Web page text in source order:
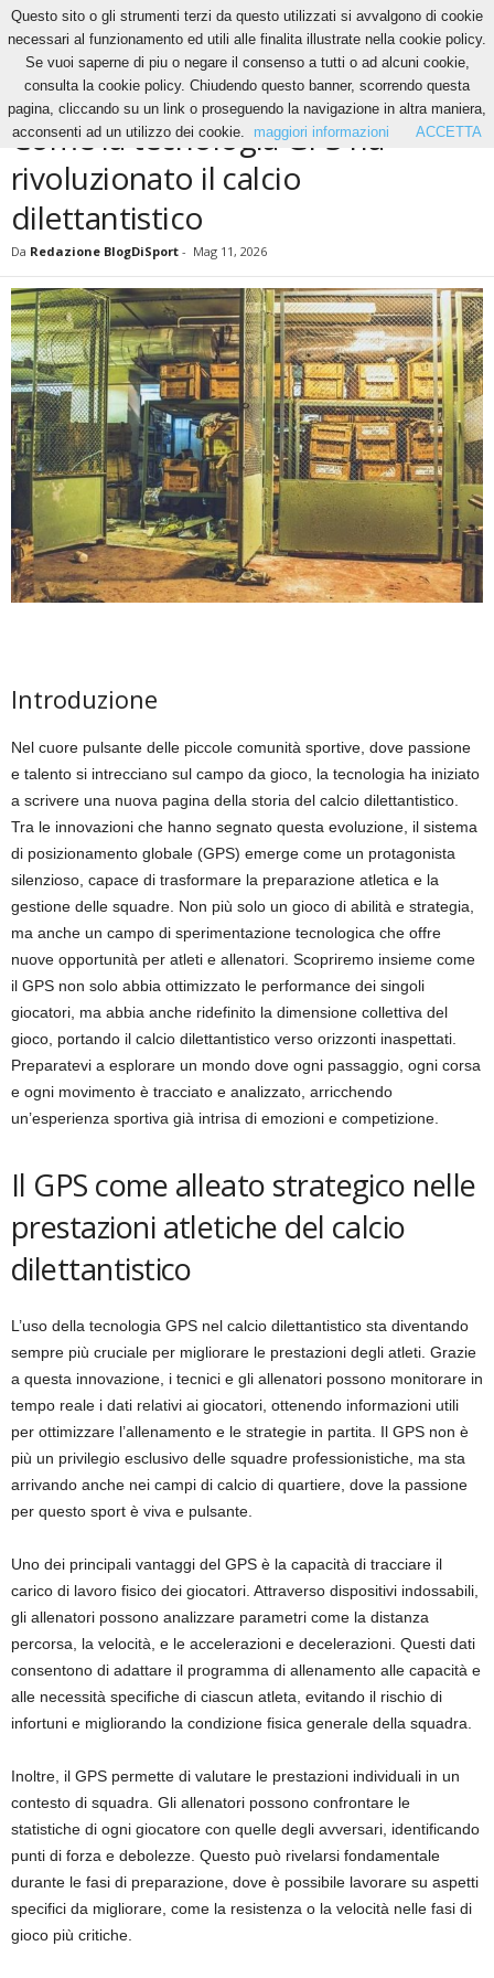
News Come la tecnologia GPS ha rivoluzionato il calcio dilettantistico
NEWS
Come la tecnologia GPS ha
rivoluzionato il calcio
dilettantistico
Da Redazione BlogDiSport - Mag 11, 2026
Introduzione
Nel cuore pulsante delle piccole comunità sportive, dove passione
e talento si intrecciano sul campo da gioco, la tecnologia ha iniziato
a scrivere una nuova pagina della storia del calcio dilettantistico.
Tra le innovazioni che hanno segnato questa evoluzione, il sistema
di posizionamento globale (GPS) emerge come un protagonista
silenzioso, capace di trasformare la preparazione atletica e la
gestione delle squadre. Non più solo un gioco di abilità e strategia,
ma anche un campo di sperimentazione tecnologica che offre
nuove opportunità per atleti e allenatori. Scopriremo insieme come
il GPS non solo abbia ottimizzato le performance dei singoli
giocatori, ma abbia anche ridefinito la dimensione collettiva del
gioco, portando il calcio dilettantistico verso orizzonti inaspettati.
Preparatevi a esplorare un mondo dove ogni passaggio, ogni corsa
e ogni movimento è tracciato e analizzato, arricchendo
un’esperienza sportiva già intrisa di emozioni e competizione.
Il GPS come alleato strategico nelle
prestazioni atletiche del calcio
dilettantistico
L’uso della tecnologia GPS nel calcio dilettantistico sta diventando
sempre più cruciale per migliorare le prestazioni degli atleti. Grazie
a questa innovazione, i tecnici e gli allenatori possono monitorare in
tempo reale i dati relativi ai giocatori, ottenendo informazioni utili
per ottimizzare l’allenamento e le strategie in partita. Il GPS non è
più un privilegio esclusivo delle squadre professionistiche, ma sta
arrivando anche nei campi di calcio di quartiere, dove la passione
per questo sport è viva e pulsante.
Uno dei principali vantaggi del GPS è la capacità di tracciare il
carico di lavoro fisico dei giocatori. Attraverso dispositivi indossabili,
gli allenatori possono analizzare parametri come la distanza
percorsa, la velocità, e le accelerazioni e decelerazioni. Questi dati
consentono di adattare il programma di allenamento alle capacità e
alle necessità specifiche di ciascun atleta, evitando il rischio di
infortuni e migliorando la condizione fisica generale della squadra.
Inoltre, il GPS permette di valutare le prestazioni individuali in un
contesto di squadra. Gli allenatori possono confrontare le
statistiche di ogni giocatore con quelle degli avversari, identificando
punti di forza e debolezze. Questo può rivelarsi fondamentale
durante le fasi di preparazione, dove è possibile lavorare su aspetti
specifici da migliorare, come la resistenza o la velocità nelle fasi di
gioco più critiche.
Questo sito o gli strumenti terzi da questo utilizzati si avvalgono di cookie
necessari al funzionamento ed utili alle finalita illustrate nella cookie policy.
Se vuoi saperne di piu o negare il consenso a tutti o ad alcuni cookie,
consulta la cookie policy. Chiudendo questo banner, scorrendo questa
pagina, cliccando su un link o proseguendo la navigazione in altra maniera,
acconsenti ad un utilizzo dei cookie.
maggiori informazioni ACCETTA